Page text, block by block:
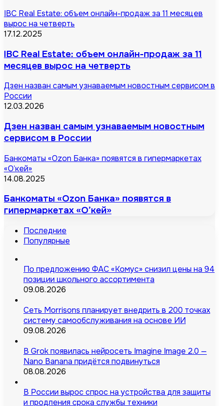
IBC Real Estate: объем онлайн-продаж за 11 месяцев
вырос на четверть
17.12.2025
IBC Real Estate: объем онлайн-продаж за 11
месяцев вырос на четверть
Дзен назван самым узнаваемым новостным сервисом в
России
12.03.2026
Дзен назван самым узнаваемым новостным
сервисом в России
Банкоматы «Ozon Банка» появятся в гипермаркетах
«О’кей»
14.08.2025
Банкоматы «Ozon Банка» появятся в
гипермаркетах «О’кей»
Последние
Популярные
По предложению ФАС «Комус» снизил цены на 94
позиции школьного ассортимента
09.08.2026
Сеть Morrisons планирует внедрить в 200 точках
систему самообслуживания на основе ИИ
09.08.2026
В Grok появилась нейросеть Imagine Image 2.0 —
Nano Banana придётся подвинуться
08.08.2026
В России вырос спрос на устройства для защиты
и продления срока службы техники